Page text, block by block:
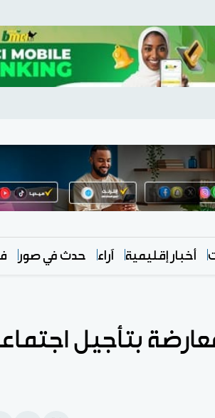
أخبار إقليمية آراء حدث في صور
بتأجيل